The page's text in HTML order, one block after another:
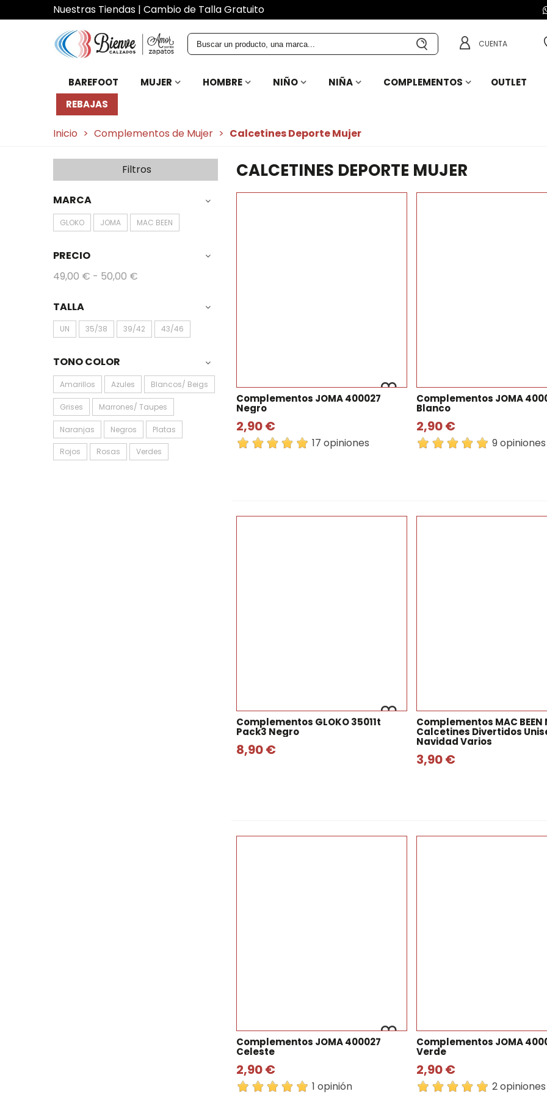
Nuestras Tiendas | Cambio de Talla Gratuito
CUENTA
BAREFOOT MUJER HOMBRE NIÑO NIÑA COMPLEMENTOS OUTLET
REBAJAS
Inicio > Complementos de Mujer > Calcetines Deporte Mujer
Filtros
MARCA
GLOKO JOMA MAC BEEN
PRECIO
49,00 € - 50,00 €
TALLA
UN 35/38 39/42 43/46
TONO COLOR
Amarillos Azules Blancos/ Beigs
Grises Marrones/ Taupes
Naranjas Negros Platas
Rojos Rosas Verdes
CALCETINES DEPORTE MUJER
Complementos JOMA 400027
Negro
2,90 €
17 opiniones
Complementos JOMA
Blanco
2,90 €
9 opiniones
Complementos GLOKO 35011t
Pack3 Negro
8,90 €
Complementos MAC BEEN
Calcetines Divertidos
Navidad Varios
3,90 €
Complementos JOMA 400027
Celeste
2,90 €
1 opinión
Complementos JOMA
Verde
2,90 €
2 opiniones